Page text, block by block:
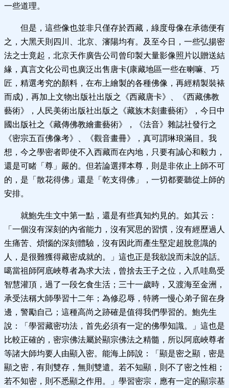
一些道理。
但是，這些像也並非只僅存於西藏，綠度母像在承德便有
之，大黑天則四川、北京、瀋陽均有。及至今日，一些弘揚密
法之士竟起，北京天作廣告公司曾印製大量影像照片以贈送結
緣，真言文化公司也廣泛出售唐卡(康藏地區一些在喇嘛、巧
匠，精選考究的顏料，在布上繪製的各種佛像，再經精製裝裱
而成)，再加上文物出版社出版之《西藏唐卡》、《西藏佛教
藝術》，人民美術出版社出版之《藏族木刻畫藝術》，今日中
國出版社之《藏傳佛教繪畫藝術》，《法音》雜誌社發行之
《密宗五百佛像考》、《觀音畫冊》，真可謂琳琅滿目。我
想，今之學密者即使不入西藏而在內地，只要有誠心和毅力，
還是可睹「尊」嚴的。但若論選擇本尊，則是非依止上師不可
的，是「散花得佛」還是「乾支得佛」，一切都要聽從上師的
安排。
就鮑先生文中第一點，還是有些真知灼見的。如其云：
「一個沒有深刻的內省能力，沒有冥思的習慣，沒有經歷過人
生痛苦、煩惱的深刻體驗，沒有因此而產生堅定超脫意識的
人，是很難獲得藏密成就的。」這也正是我欲說而未說的話。
噶當祖師阿底峽尊者為求大法，曾捨去王子之位，入爪哇島受
智慧灌頂，過了一段乞食生活；三十一歲時，又渡海至金洲，
承受法稱大師學習十二年；為修忍辱，特將一慢心弟子留在身
邊，警勵自己；這種高尚之跡確是值得我們學習的。鮑先生
說：「學習藏密功法，首先必須有一定的佛學知識。」這也是
比較正確的，密宗佛法屬於顯宗佛法之精髓，所以阿底峽尊者
等諸大師均要人由顯入密。能海上師說：「顯是密之顯，密是
顯之密，有則雙存，無則雙遣。若不知顯，則不了密之性相；
若不知密，則不悉顯之作用。」學習密宗，應有一定的顯宗基